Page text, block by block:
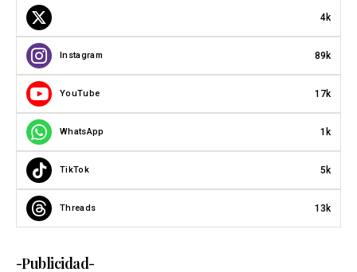
4k
Instagram 89k
YouTube 17k
WhatsApp 1k
TikTok 5k
Threads 13k
-Publicidad-